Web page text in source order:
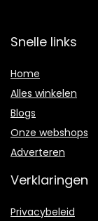
Snelle links
Home
Alles winkelen
Blogs
Onze webshops
Adverteren
Verklaringen
Privacybeleid